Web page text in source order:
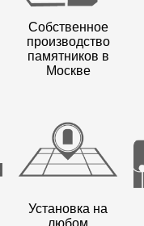
Собственное
производство
памятников в
Москве
Установка на
любом